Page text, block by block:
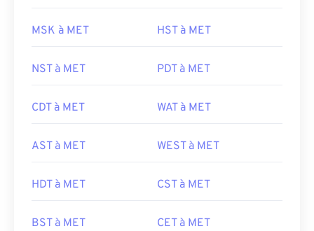
MSK à MET HST à MET
NST à MET PDT à MET
CDT à MET WAT à MET
AST à MET WEST à MET
HDT à MET CST à MET
BST à MET CET à MET